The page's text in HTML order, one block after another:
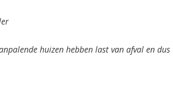
huizen hebben last van afval en dus